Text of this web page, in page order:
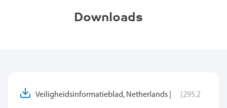
Downloads
Veiligheidsinformatieblad, Netherlands | [295.2